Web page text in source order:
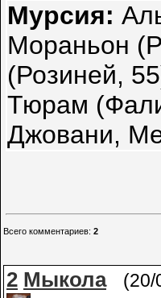
Мурсия:
Мораньон
(Розиней,
Тюрам
Джовани,
Всего комментариев: 2
2 Мыкола (20/